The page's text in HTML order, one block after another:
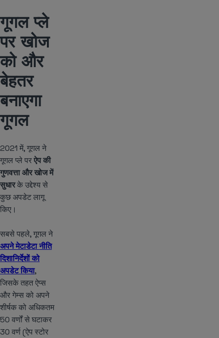
गूगल प्ले
पर खोज
को और
बेहतर
बनाएगा
गूगल
2021 में, गूगल ने
गूगल प्ले परऐप की
गुणवत्ता और खोज में
सुधारके उद्देश्य से
कुछ अपडेट लागू
किए।
सबसे पहले, गूगल ने
अपने मेटाडेटा नीति
दिशानिर्देशों को
अपडेट किया,
जिसके तहत ऐप्स
और गेम्स को अपने
शीर्षक को अधिकतम
50 वर्णों से घटाकर
30 वर्ण (ऐप स्टोर